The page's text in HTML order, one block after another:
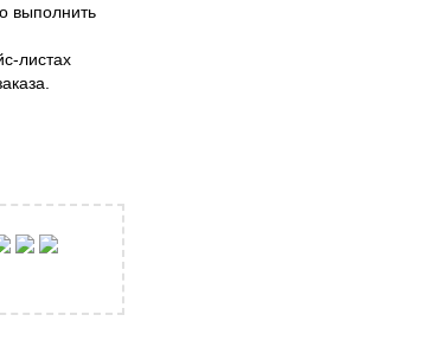
выполнить
листах